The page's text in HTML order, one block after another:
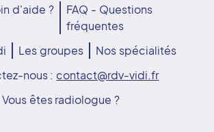
d'aide ?
FAQ - Questions
fréquentes
Les groupes
Nos spécialités
nous : contact@rdv-vidi.fr
Vous êtes radiologue ?